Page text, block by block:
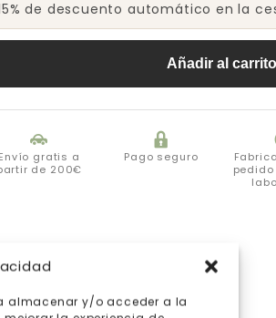
almacenar y/o acceder a la
de descuento automático en la
Añadir al carrito
Envío gratis a
de 200€
Pago seguro